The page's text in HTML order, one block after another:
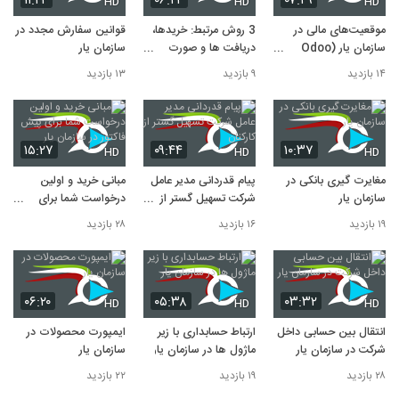
10
گزارش گیری در اودوو + زیرنویس
موقعیت‌های مالی در
سازمان یار (Odoo
ERP)
۱۴ بازدید
3 روش مرتبط: خریدها،
دریافت ها و صورت
حساب ها۹ بازدید
قوانین سفارش مجدد در
سازمان یار
۱۳ بازدید
۱۰:۳۷ HD
مغایرت گیری بانکی در
سازمان یار
۱۹ بازدید
۰۹:۴۴ HD
پیام قدردانی مدیر عامل
شرکت تسهیل گستر از
کارکنان
۱۶ بازدید
۱۵:۲۷ HD
مبانی خرید و اولین
درخواست شما برای
پیش فاکتور در سازمان
۲۸ بازدید
۰۳:۳۲ HD
انتقال بین حسابی داخل
شرکت در سازمان یار
۲۸ بازدید
۰۵:۳۸ HD
ارتباط حسابداری با زیر
ماژول ها در سازمان یار
۱۹ بازدید
۰۶:۲۰ HD
ایمپورت محصولات در
سازمان یار
۲۲ بازدید